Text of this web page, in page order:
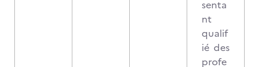
senta
nt
qualif
ié des
profe